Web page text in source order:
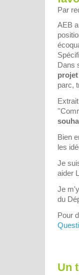
Par
AEB
Dans
parc,
Bien
les
Je
aider
Je
du
Pour
Un